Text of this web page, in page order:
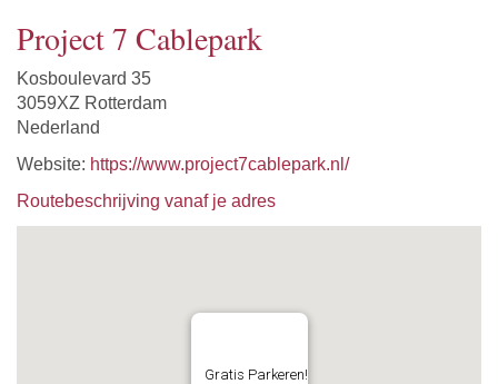
Project 7 Cablepark
Kosboulevard 35
3059XZ Rotterdam
Nederland
Website: https://www.project7cablepark.nl/
Routebeschrijving vanaf je adres
Gratis Parkeren!